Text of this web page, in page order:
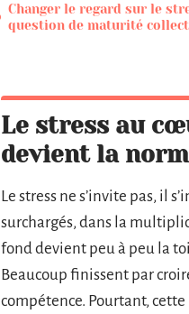
Changer le regard sur le
question de maturité
Le stress au
devient la
Le stress ne s’invite pas, il
surchargés, dans la
fond devient peu à peu la
Beaucoup finissent par
compétence. Pourtant,